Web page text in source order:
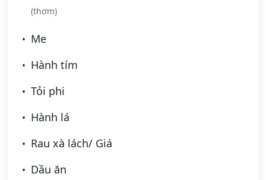
(thơm)
Me
Hành tím
Tỏi phi
Hành lá
Rau xà lách/ Giá
Dầu ăn